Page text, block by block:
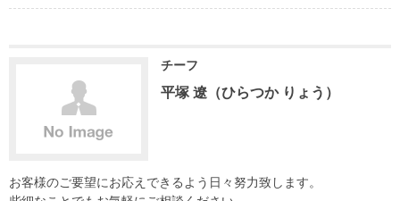
チーフ
平塚 遼（ひらつか りょう）
お客様のご要望にお応えできるよう日々努力致します。